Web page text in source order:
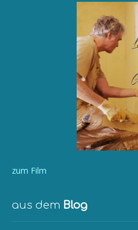
zum Film
aus dem Blog